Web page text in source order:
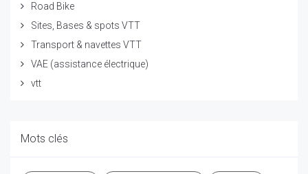
Road Bike
Sites, Bases & spots VTT
Transport & navettes VTT
VAE (assistance électrique)
vtt
Mots clés